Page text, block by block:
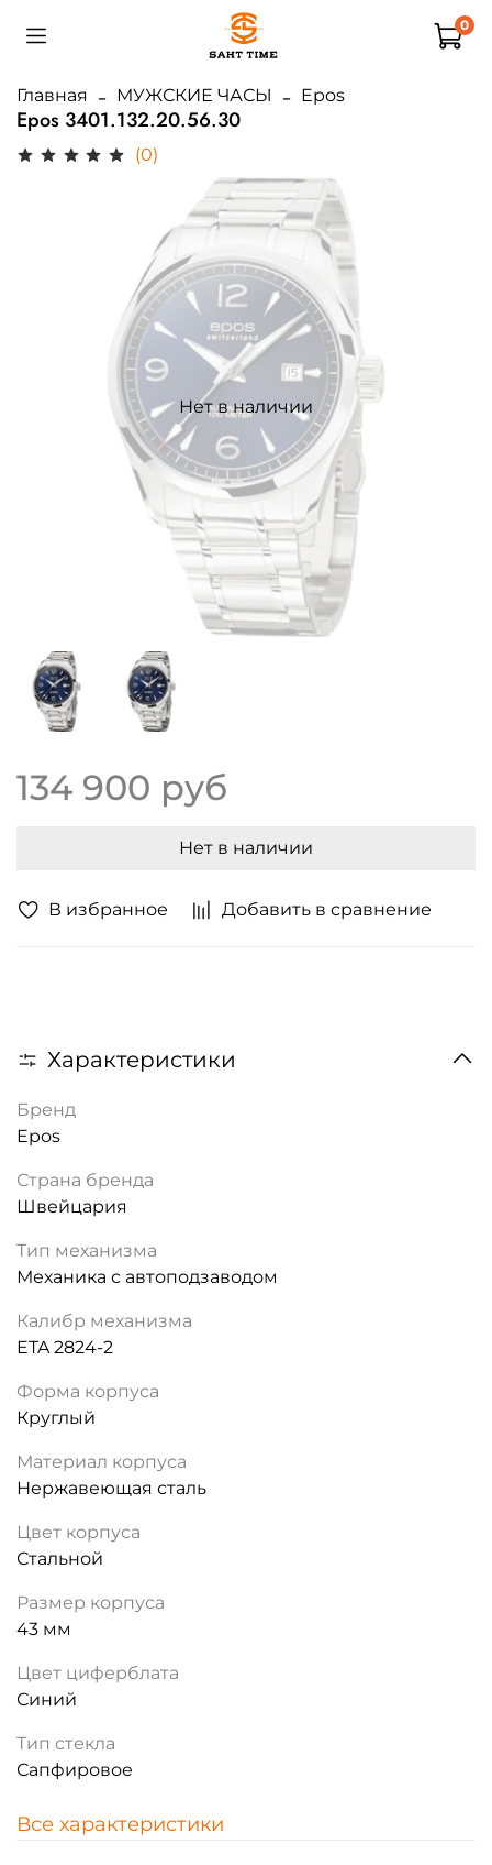
0
Главная МУЖСКИЕ ЧАСЫ Epos
Epos 3401.132.20.56.30
(0)
В избранное Добавить в сравнение
Нет в наличии
134 900 руб
Нет в наличии
Характеристики
Бренд
Epos
Страна бренда
Швейцария
Тип механизма
Механика с автоподзаводом
Калибр механизма
ETA 2824-2
Форма корпуса
Круглый
Материал корпуса
Нержавеющая сталь
Цвет корпуса
Стальной
Размер корпуса
43 мм
Цвет циферблата
Синий
Тип стекла
Сапфировое
Все характеристики